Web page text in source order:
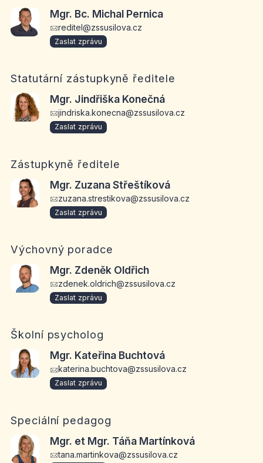
Mgr. Bc. Michal Pernica
reditel@zssusilova.cz
Zaslat zprávu
Statutární zástupkyně ředitele
Mgr. Jindřiška Konečná
jindriska.konecna@zssusilova.cz
Zaslat zprávu
Zástupkyně ředitele
Mgr. Zuzana Střeštíková
zuzana.strestikova@zssusilova.cz
Zaslat zprávu
Výchovný poradce
Mgr. Zdeněk Oldřich
zdenek.oldrich@zssusilova.cz
Zaslat zprávu
Školní psycholog
Mgr. Kateřina Buchtová
katerina.buchtova@zssusilova.cz
Zaslat zprávu
Speciální pedagog
Mgr. et Mgr. Táňa Martínková
tana.martinkova@zssusilova.cz